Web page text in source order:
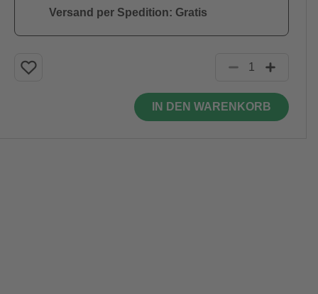
Versand per Spedition: Gratis
IN DEN WARENKORB